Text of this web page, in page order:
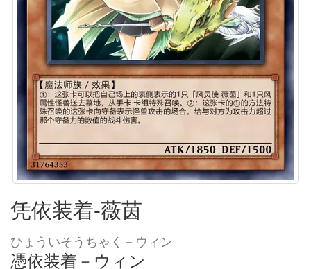
凭依装着-薇茵
ひょういそうちゃく－ウィン
憑依装着－ウィン